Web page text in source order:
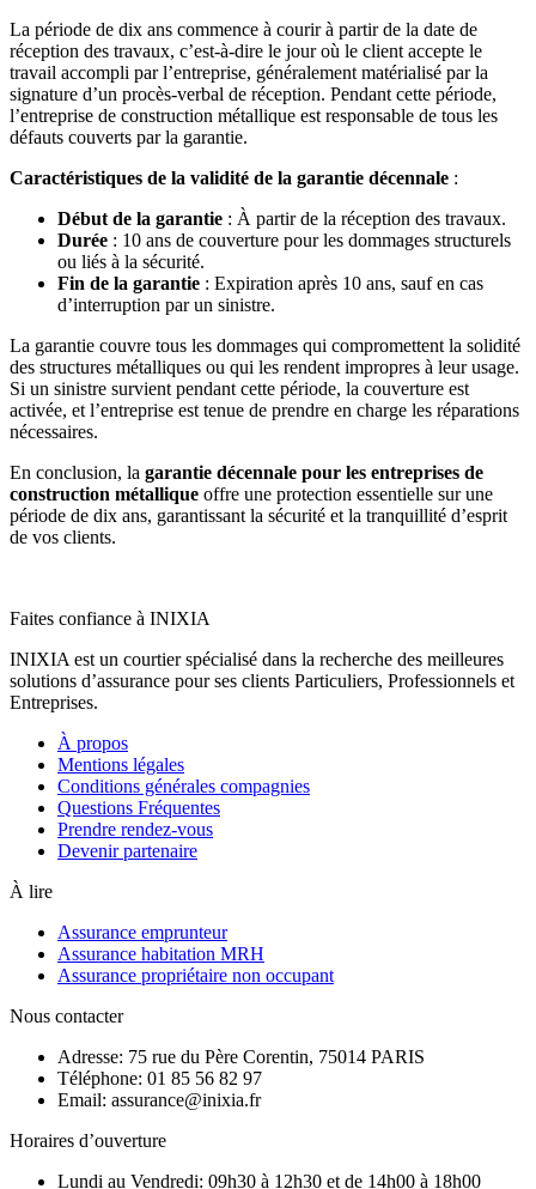
La période de dix ans commence à courir à partir de la date de
réception des travaux, c’est-à-dire le jour où le client accepte le
travail accompli par l’entreprise, généralement matérialisé par la
signature d’un procès-verbal de réception. Pendant cette période,
l’entreprise de construction métallique est responsable de tous les
défauts couverts par la garantie.
Caractéristiques de la validité de la garantie décennale :
Début de la garantie : À partir de la réception des travaux.
Durée : 10 ans de couverture pour les dommages structurels
ou liés à la sécurité.
Fin de la garantie : Expiration après 10 ans, sauf en cas
d’interruption par un sinistre.
La garantie couvre tous les dommages qui compromettent la solidité
des structures métalliques ou qui les rendent impropres à leur usage.
Si un sinistre survient pendant cette période, la couverture est
activée, et l’entreprise est tenue de prendre en charge les réparations
nécessaires.
En conclusion, la garantie décennale pour les entreprises de
construction métallique offre une protection essentielle sur une
période de dix ans, garantissant la sécurité et la tranquillité d’esprit
de vos clients.
Faites confiance à INIXIA
INIXIA est un courtier spécialisé dans la recherche des meilleures
solutions d’assurance pour ses clients Particuliers, Professionnels et
Entreprises.
À propos
Mentions légales
Conditions générales compagnies
Questions Fréquentes
Prendre rendez-vous
Devenir partenaire
À lire
Assurance emprunteur
Assurance habitation MRH
Assurance propriétaire non occupant
Nous contacter
Adresse: 75 rue du Père Corentin, 75014 PARIS
Téléphone: 01 85 56 82 97
Email: assurance@inixia.fr
Horaires d’ouverture
Lundi au Vendredi: 09h30 à 12h30 et de 14h00 à 18h00